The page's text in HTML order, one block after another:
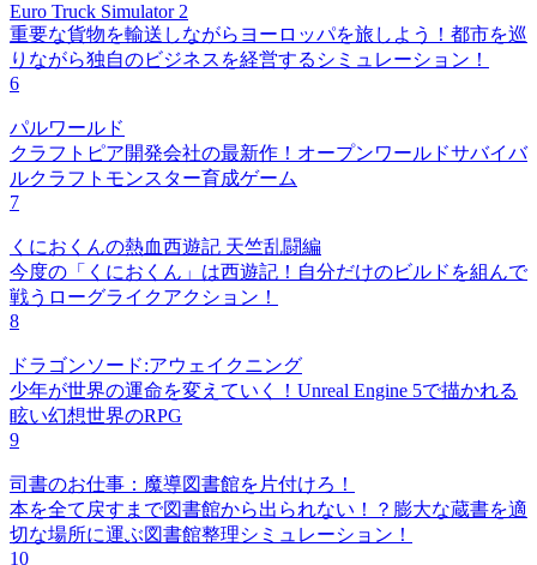
Euro Truck Simulator 2
重要な貨物を輸送しながらヨーロッパを旅しよう！都市を巡
りながら独自のビジネスを経営するシミュレーション！
6
パルワールド
クラフトピア開発会社の最新作！オープンワールドサバイバ
ルクラフトモンスター育成ゲーム
7
くにおくんの熱血西遊記 天竺乱闘編
今度の「くにおくん」は西遊記！自分だけのビルドを組んで
戦うローグライクアクション！
8
ドラゴンソード:アウェイクニング
少年が世界の運命を変えていく！Unreal Engine 5で描かれる
眩い幻想世界のRPG
9
司書のお仕事：魔導図書館を片付けろ！
本を全て戻すまで図書館から出られない！？膨大な蔵書を適
切な場所に運ぶ図書館整理シミュレーション！
10